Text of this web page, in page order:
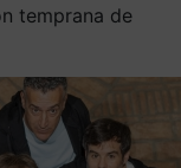
temprana de